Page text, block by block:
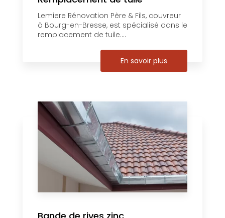
Lemiere Rénovation Père & Fils, couvreur
à Bourg-en-Bresse, est spécialisé dans le
remplacement de tuile....
En savoir plus